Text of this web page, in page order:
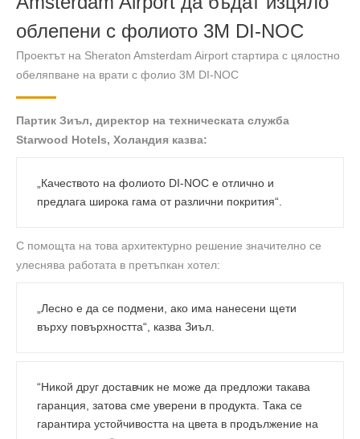
облепени с фолиото 3M DI-NOC
Проектът на Sheraton Amsterdam Airport стартира с цялостно
обеляпване на врати с фолио 3M DI-NOC
Партик Зиъл, директор на техническата служба
Starwood Hotels, Холандия казва:
„Качеството на фолиото DI-NOC е отлично и
предлага широка гама от различни покрития“.
С помощта на това архитектурно решение значително се
улеснява работата в претъпкан хотел:
„Лесно е да се подмени, ако има нанесени щети
върху повърхността“, казва Зиъл.
“Никой друг доставчик не може да предложи такава
гаранция, затова сме уверени в продукта. Така се
гарантира устойчивостта на цвета в продължение на